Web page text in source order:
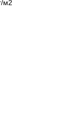
м2